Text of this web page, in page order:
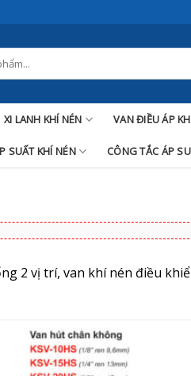
XI LANH KHÍ NÉN VAN ĐIỀU ÁP
SUẤT KHÍ NÉN CÔNG TẮC ÁP
2 vị trí, van khí nén điều